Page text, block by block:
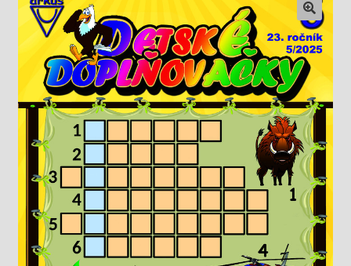
Pripravujeme
Pre školy
Knižný klub
Kontakt